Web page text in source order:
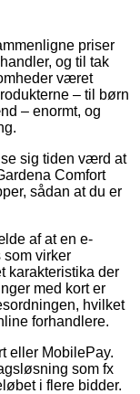
priser
og til tak
været
– til børn
– enormt, og
sig tiden værd at
Comfort
sådan at du er
af at en e-
virker
karakteristika der
med kort er
hvilket
forhandlere.
eller MobilePay.
som fx
i flere bidder.